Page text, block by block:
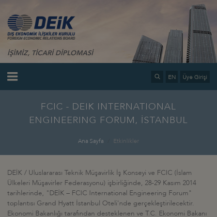
İŞİMİZ, TİCARİ DİPLOMASİ
EN Üye Girişi
FCIC - DEIK INTERNATIONAL
ENGINEERING FORUM, İSTANBUL
Ana Sayfa Etkinlikler
DEİK / Uluslararası Teknik Müşavirlik İş Konseyi ve FCIC (İslam
Ülkeleri Müşavirler Federasyonu) işbirliğinde, 28-29 Kasım 2014
tarihlerinde, "DEİK – FCIC International Engineering Forum"
toplantısı Grand Hyatt İstanbul Oteli'nde gerçekleştirilecektir.
Ekonomi Bakanlığı tarafından desteklenen ve T.C. Ekonomi Bakanı